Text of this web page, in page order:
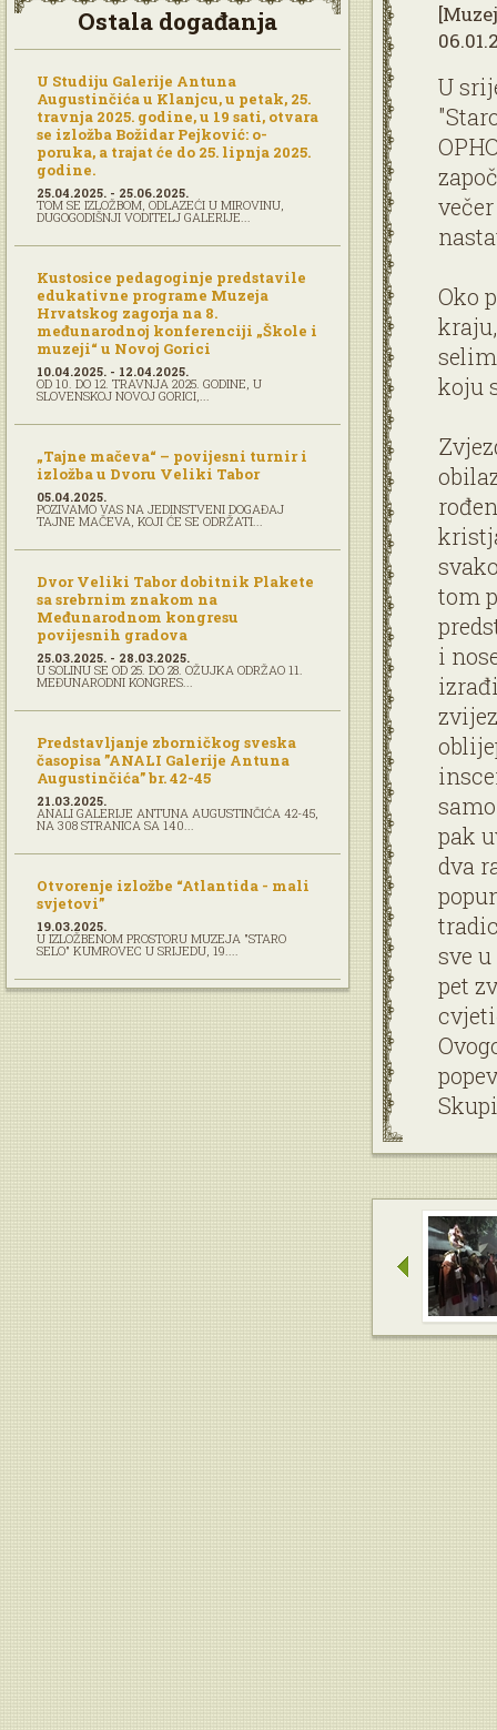
Ostala događanja
U Studiju Galerije Antuna
Augustinčića u Klanjcu, u petak, 25.
travnja 2025. godine, u 19 sati, otvara
se izložba Božidar Pejković: o-
poruka, a trajat će do 25. lipnja 2025.
godine.
25.04.2025. - 25.06.2025.
TOM SE IZLOŽBOM, ODLAZEĆI U MIROVINU,
DUGOGODIŠNJI VODITELJ GALERIJE...
Kustosice pedagoginje predstavile
edukativne programe Muzeja
Hrvatskog zagorja na 8.
međunarodnoj konferenciji „Škole i
muzeji“ u Novoj Gorici
10.04.2025. - 12.04.2025.
OD 10. DO 12. TRAVNJA 2025. GODINE, U
SLOVENSKOJ NOVOJ GORICI,...
„Tajne mačeva“ – povijesni turnir i
izložba u Dvoru Veliki Tabor
05.04.2025.
POZIVAMO VAS NA JEDINSTVENI DOGAĐAJ
TAJNE MAČEVA, KOJI ĆE SE ODRŽATI...
Dvor Veliki Tabor dobitnik Plakete
sa srebrnim znakom na
Međunarodnom kongresu
povijesnih gradova
25.03.2025. - 28.03.2025.
U SOLINU SE OD 25. DO 28. OŽUJKA ODRŽAO 11.
MEĐUNARODNI KONGRES...
Predstavljanje zborničkog sveska
časopisa ”ANALI Galerije Antuna
Augustinčića” br. 42-45
21.03.2025.
ANALI GALERIJE ANTUNA AUGUSTINČIĆA 42-45,
NA 308 STRANICA SA 140...
Otvorenje izložbe “Atlantida - mali
svjetovi”
19.03.2025.
U IZLOŽBENOM PROSTORU MUZEJA "STARO
SELO" KUMROVEC U SRIJEDU, 19....
U
Oko
koju
tom
i
pak
dva
sve
pet